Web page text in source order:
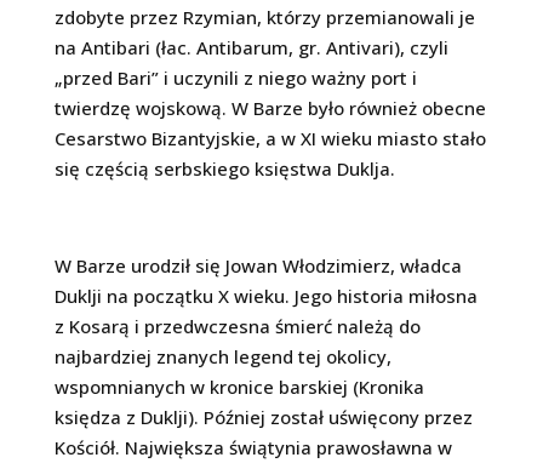
zdobyte przez Rzymian, którzy przemianowali je
na Antibari (łac. Antibarum, gr. Antivari), czyli
„przed Bari” i uczynili z niego ważny port i
twierdzę wojskową. W Barze było również obecne
Cesarstwo Bizantyjskie, a w XI wieku miasto stało
się częścią serbskiego księstwa Duklja.
W Barze urodził się Jowan Włodzimierz, władca
Duklji na początku X wieku. Jego historia miłosna
z Kosarą i przedwczesna śmierć należą do
najbardziej znanych legend tej okolicy,
wspomnianych w kronice barskiej (Kronika
księdza z Duklji). Później został uświęcony przez
Kościół. Największa świątynia prawosławna w